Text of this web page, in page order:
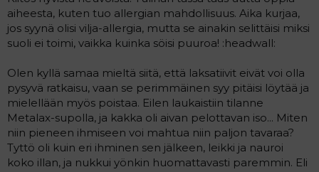
aiheesta, kuten tuo allergian mahdollisuus. Aika kurjaa,
jos syynä olisi vilja-allergia, mutta se ainakin selittäisi miksi
suoli ei toimi, vaikka kuinka söisi puuroa! :headwall:
Olen kyllä samaa mieltä siitä, että laksatiivit eivät voi olla
pysyvä ratkaisu, vaan se perimmäinen syy pitäisi löytää ja
mielellään myös poistaa. Eilen laukaistiin tilanne
Metalax-supolla, ja kakka oli aivan pelottavan iso... Miten
niin pieneen ihmiseen voi mahtua niin paljon tavaraa?
Tyttö oli kuin eri ihminen sen jälkeen, leikki ja nauroi
koko illan, ja nukkui yönkin huomattavasti paremmin. Eli